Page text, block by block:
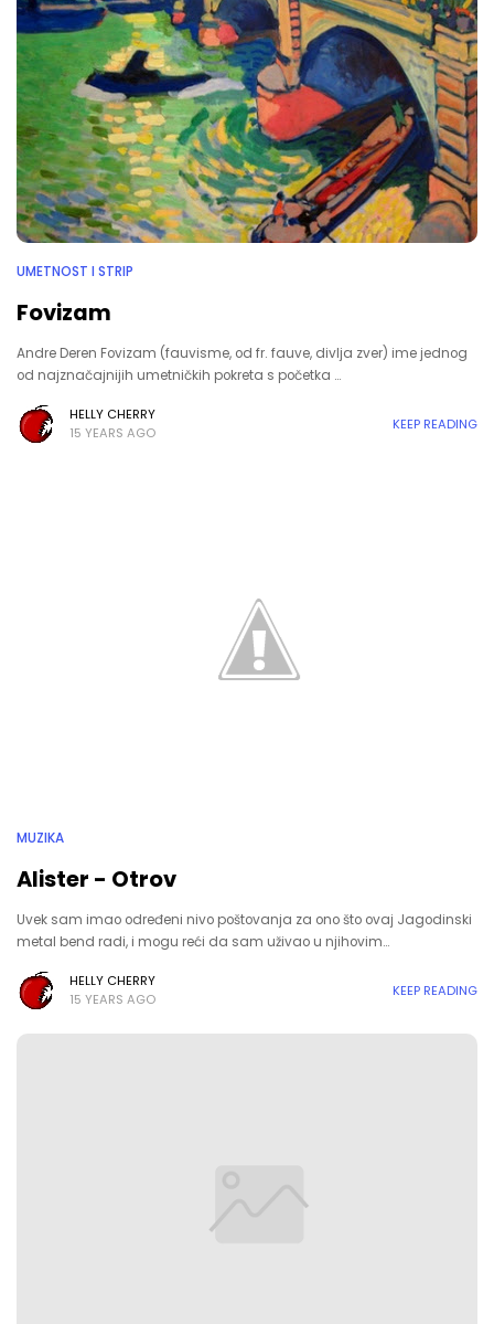
UMETNOST I STRIP
Fovizam
Andre Deren Fovizam (fauvisme, od fr. fauve, divlja zver) ime jednog
od najznačajnijih umetničkih pokreta s početka …
HELLY CHERRY
15 YEARS AGO
KEEP READING
MUZIKA
Alister - Otrov
Uvek sam imao određeni nivo poštovanja za ono što ovaj Jagodinski
metal bend radi, i mogu reći da sam uživao u njihovim…
HELLY CHERRY
15 YEARS AGO
KEEP READING